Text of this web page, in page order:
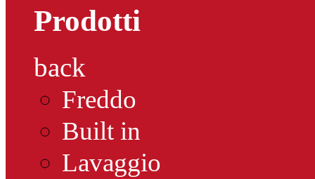
Prodotti
back
Freddo
Built in
Lavaggio